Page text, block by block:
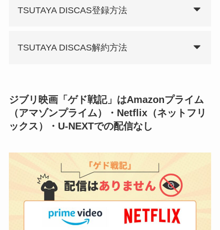
TSUTAYA DISCAS登録方法
TSUTAYA DISCAS解約方法
ジブリ映画「ゲド戦記」はAmazonプライム
（アマゾンプライム）・Netflix（ネットフリ
ックス）・U-NEXTでの配信なし